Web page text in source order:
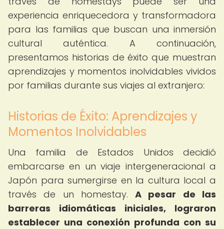
experiencia enriquecedora y transformadora
para las familias que buscan una inmersión
cultural auténtica. A continuación,
presentamos historias de éxito que muestran
aprendizajes y momentos inolvidables vividos
por familias durante sus viajes al extranjero:
Historias de Éxito: Aprendizajes y
Momentos Inolvidables
Una familia de Estados Unidos decidió
embarcarse en un viaje intergeneracional a
Japón para sumergirse en la cultura local a
través de un homestay.A pesar de las
barreras idiomáticas iniciales, lograron
establecer una conexión profunda con su